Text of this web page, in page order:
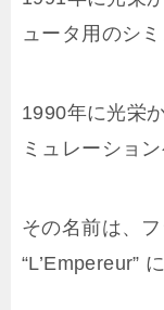
ュータ用のシ
1990年に光栄
ミュレーショ
その名前は、
“L’Empereur”